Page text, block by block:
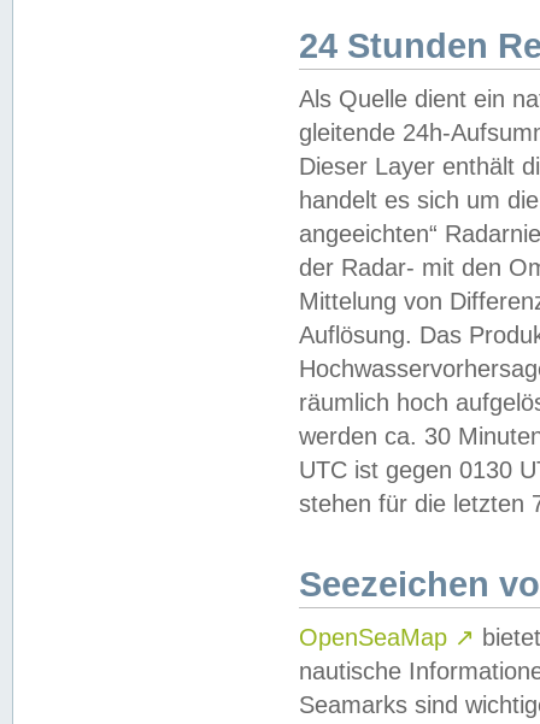
24 Stunden
Als Quelle dient ein
gleitende 24h-
Dieser Layer enthält
handelt es sich um
angeeichten“
der Radar- mit den
Mittelung von
Auflösung. Das
räumlich hoch
werden ca. 30
UTC ist gegen 0130
stehen für die letzten
Seezeichen
OpenSeaMap ↗
nautische
Seamarks sind